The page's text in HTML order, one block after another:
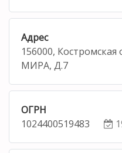
Адрес
156000,
МИРА, Д.7
ОГРН
1024400519483